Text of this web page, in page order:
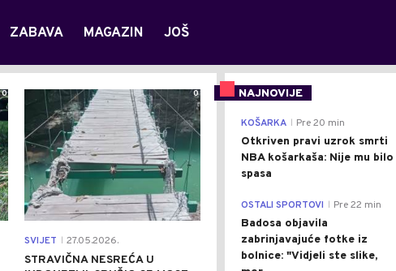
ZABAVA MAGAZIN JOŠ
0
SVIJET 27.05.2026.
STRAVIČNA NESREĆA U
0 NAJNOVIJE
KOŠARKA Pre 20 min
Otkriven pravi uzrok smrti
NBA košarkaša: Nije mu bilo
spasa
OSTALI SPORTOVI Pre 22 min
Badosa objavila
zabrinjavajuće fotke iz
bolnice: "Vidjeli ste slike,